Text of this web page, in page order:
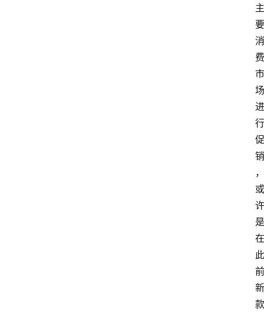
主
要
消
费
市
场
进
行
促
销
，
或
许
是
在
此
前
新
款